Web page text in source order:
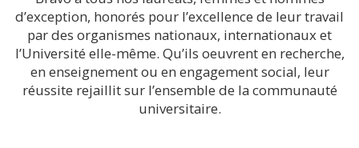
d’exception, honorés pour l’excellence de leur travail
par des organismes nationaux, internationaux et
l’Université elle-même. Qu’ils oeuvrent en recherche,
en enseignement ou en engagement social, leur
réussite rejaillit sur l’ensemble de la communauté
universitaire.